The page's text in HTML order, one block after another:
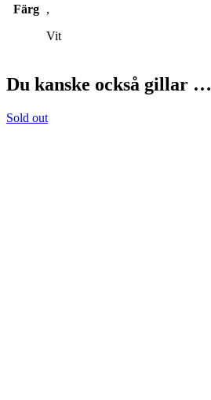
Färg
,
Vit
Du kanske också gillar …
Sold out